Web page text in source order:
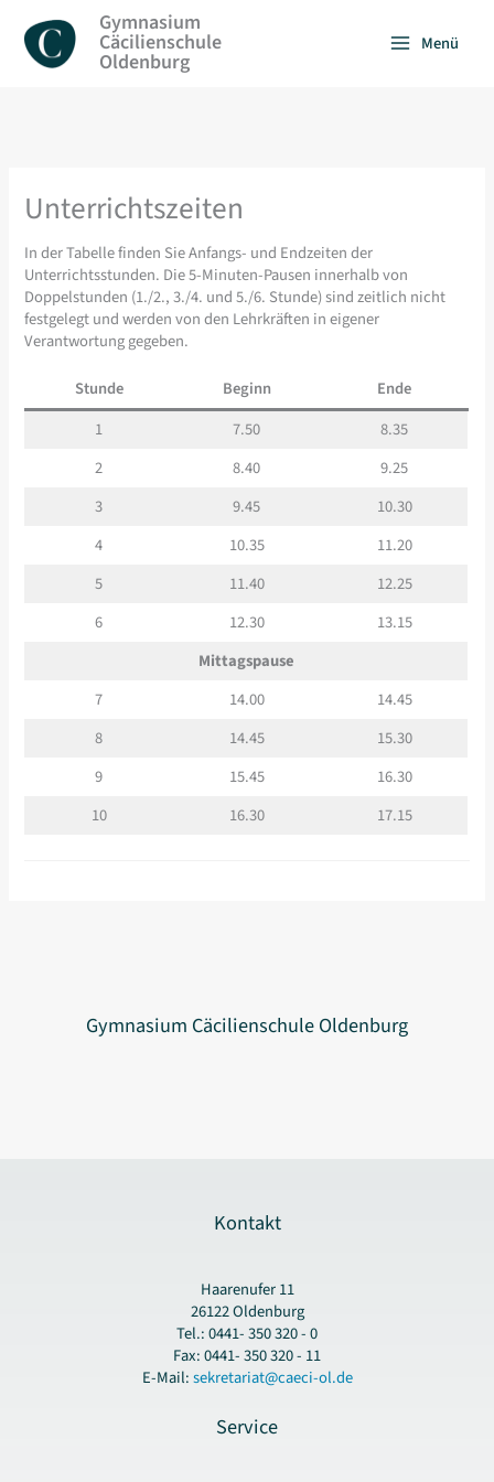
Inhalt
springen
Gymnasium
Cäcilienschule
Oldenburg
Menü
Unterrichtszeiten
In der Tabelle finden Sie Anfangs- und Endzeiten der
Unterrichtsstunden. Die 5-Minuten-Pausen innerhalb von
Doppelstunden (1./2., 3./4. und 5./6. Stunde) sind zeitlich nicht
festgelegt und werden von den Lehrkräften in eigener
Verantwortung gegeben.
Stunde Beginn
Ende
1
7.50
8.35
2
8.40
9.25
3
9.45
10.30
4
10.35
11.20
5
11.40
12.25
6
12.30
13.15
Mittagspause
7
14.00
14.45
8
14.45
15.30
9
15.45
16.30
10
16.30 17.15
Gymnasium Cäcilienschule Oldenburg
Kontakt
Haarenufer 11
26122 Oldenburg
Tel.: 0441- 350 320 - 0
Fax: 0441- 350 320 - 11
E-Mail:sekretariat@caeci-ol.de
Service